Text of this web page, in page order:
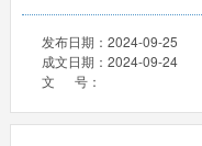
发布日期： 2024-09-25
成文日期： 2024-09-24
文 号：